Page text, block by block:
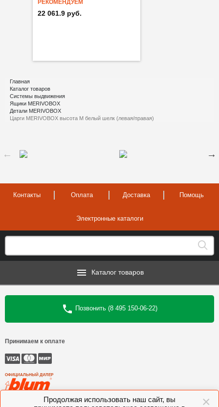
×
Продолжая использовать наш сайт, вы
РЕКОМЕНДУЕМ
22 061.9 руб.
Главная
Каталог товаров
Системы выдвижения
Ящики MERIVOBOX
Детали MERIVOBOX
Царги MERIVOBOX высота M белый шелк (левая/правая)
Контакты Оплата Доставка Помощь
Электронные каталоги
Каталог товаров
Позвонить (8 495 150-06-22)
Принимаем к оплате
ОФИЦИАЛЬНЫЙ ДИЛЕР
Интеркомплект, 2006—2026